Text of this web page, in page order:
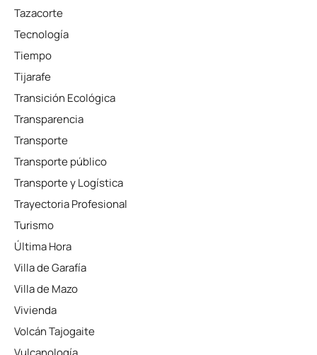
Tazacorte
Tecnología
Tiempo
Tijarafe
Transición Ecológica
Transparencia
Transporte
Transporte público
Transporte y Logística
Trayectoria Profesional
Turismo
Última Hora
Villa de Garafía
Villa de Mazo
Vivienda
Volcán Tajogaite